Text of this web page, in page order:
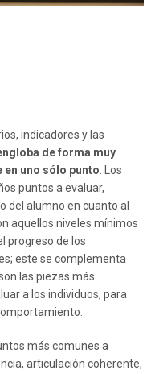
indicadores y las
de forma muy
uno sólo punto. Los
puntos a evaluar,
del alumno en cuanto al
aquellos niveles mínimos
progreso de los
este se complementa
las piezas más
a los individuos, para
más comunes a
articulación coherente,